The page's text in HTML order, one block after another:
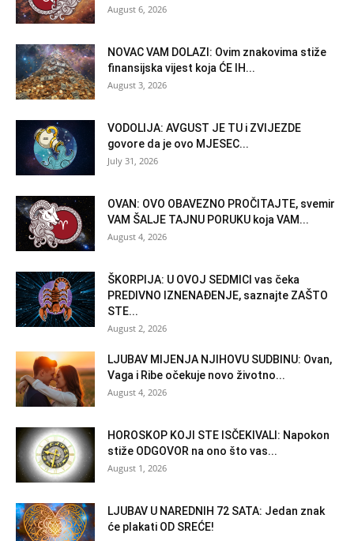
August 6, 2026
NOVAC VAM DOLAZI: Ovim znakovima stiže
finansijska vijest koja ĆE IH...
August 3, 2026
VODOLIJA: AVGUST JE TU i ZVIJEZDE
govore da je ovo MJESEC...
July 31, 2026
OVAN: OVO OBAVEZNO PROČITAJTE, svemir
VAM ŠALJE TAJNU PORUKU koja VAM...
August 4, 2026
ŠKORPIJA: U OVOJ SEDMICI vas čeka
PREDIVNO IZNENAĐENJE, saznajte ZAŠTO
STE...
August 2, 2026
LJUBAV MIJENJA NJIHOVU SUDBINU: Ovan,
Vaga i Ribe očekuje novo životno...
August 4, 2026
HOROSKOP KOJI STE ISČEKIVALI: Napokon
stiže ODGOVOR na ono što vas...
August 1, 2026
LJUBAV U NAREDNIH 72 SATA: Jedan znak
će plakati OD SREĆE!